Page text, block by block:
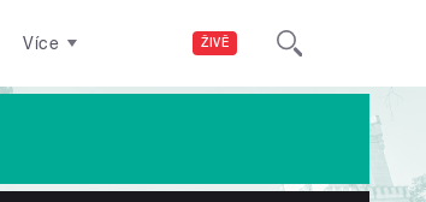
ŽIVĚ
Více